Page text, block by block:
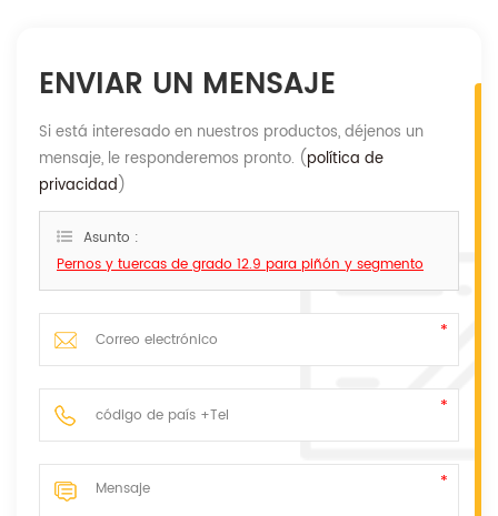
ENVIAR UN MENSAJE
Si está interesado en nuestros productos, déjenos un
mensaje, le responderemos pronto. (política de
privacidad)
Asunto :
Pernos y tuercas de grado 12.9 para piñón y segmento